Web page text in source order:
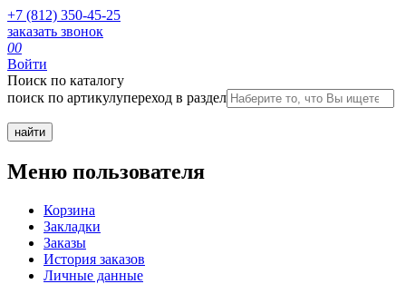
+7 (812) 350-45-25
заказать звонок
00
Войти
Поиск по каталогу
поиск по артикулупереход в раздел
Меню пользователя
Корзина
Закладки
Заказы
История заказов
Личные данные